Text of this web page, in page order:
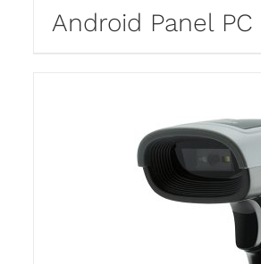
Android Panel PC